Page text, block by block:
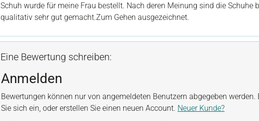
Schuh wurde für meine Frau bestellt. Nach deren Meinung sind die Schuhe
qualitativ sehr gut gemacht.Zum Gehen ausgezeichnet.
Eine Bewertung schreiben:
Anmelden
Bewertungen können nur von angemeldeten Benutzern abgegeben werden.
Sie sich ein, oder erstellen Sie einen neuen Account. Neuer Kunde?